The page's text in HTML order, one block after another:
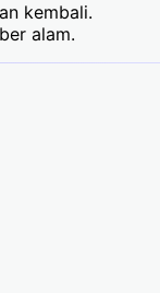
kembali.
alam.